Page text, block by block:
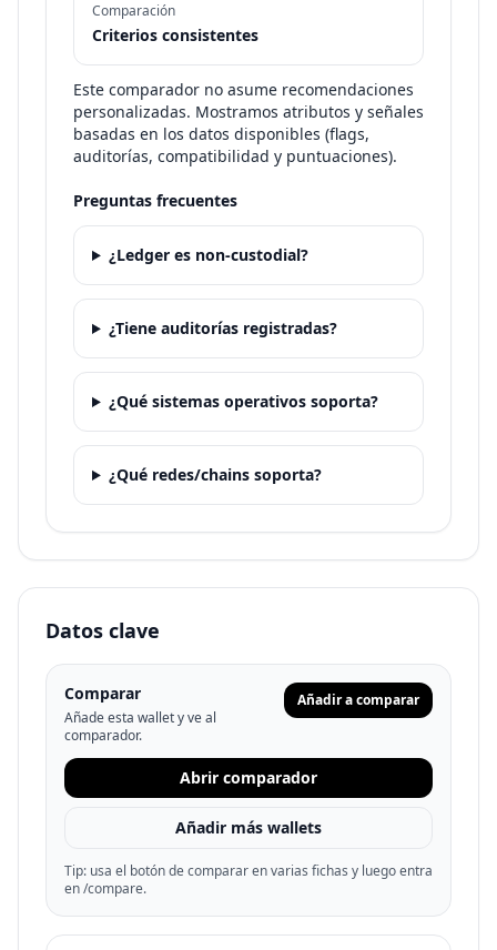
Comparación
Criterios consistentes
Este comparador no asume recomendaciones
personalizadas. Mostramos atributos y señales
basadas en los datos disponibles (flags,
auditorías, compatibilidad y puntuaciones).
Preguntas frecuentes
¿Ledger es non-custodial?
¿Tiene auditorías registradas?
¿Qué sistemas operativos soporta?
¿Qué redes/chains soporta?
Datos clave
Comparar
Añade esta wallet y ve al
comparador.
Añadir a comparar
Abrir comparador
Añadir más wallets
Tip: usa el botón de comparar en varias fichas y luego entra
en /compare.